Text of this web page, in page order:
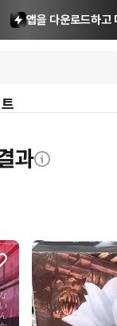
앱을 다운로드하고
과